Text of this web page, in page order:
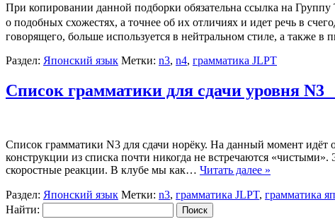
При копировании данной подборки обязательна ссылка на
о подобных схожестях, а точнее об их отличиях и идет речь в
говорящего, больше используется в нейтральном стиле, а также в
Раздел: Японский язык Метки: n3, n4, грамматика JLPT
Список грамматики для сдачи уровня
Список грамматики N3 для сдачи норёку. На данный момент
конструкции из списка почти никогда не встречаются
скоростные реакции. В клубе мы как… Читать далее »
Раздел: Японский язык Метки: n3, грамматика JLPT, грамматика
Найти: